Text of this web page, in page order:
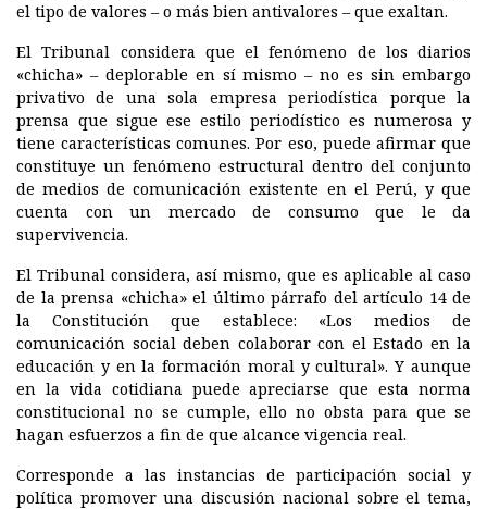
el tipo de valores – o más bien antivalores – que exaltan.
El Tribunal considera que el fenómeno de los diarios
«chicha» – deplorable en sí mismo – no es sin embargo
privativo de una sola empresa periodística porque la
prensa que sigue ese estilo periodístico es numerosa y
tiene características comunes. Por eso, puede afirmar que
constituye un fenómeno estructural dentro del conjunto
de medios de comunicación existente en el Perú, y que
cuenta con un mercado de consumo que le da
supervivencia.
El Tribunal considera, así mismo, que es aplicable al caso
de la prensa «chicha» el último párrafo del artículo 14 de
la Constitución que establece: «Los medios de
comunicación social deben colaborar con el Estado en la
educación y en la formación moral y cultural». Y aunque
en la vida cotidiana puede apreciarse que esta norma
constitucional no se cumple, ello no obsta para que se
hagan esfuerzos a fin de que alcance vigencia real.
Corresponde a las instancias de participación social y
política promover una discusión nacional sobre el tema,